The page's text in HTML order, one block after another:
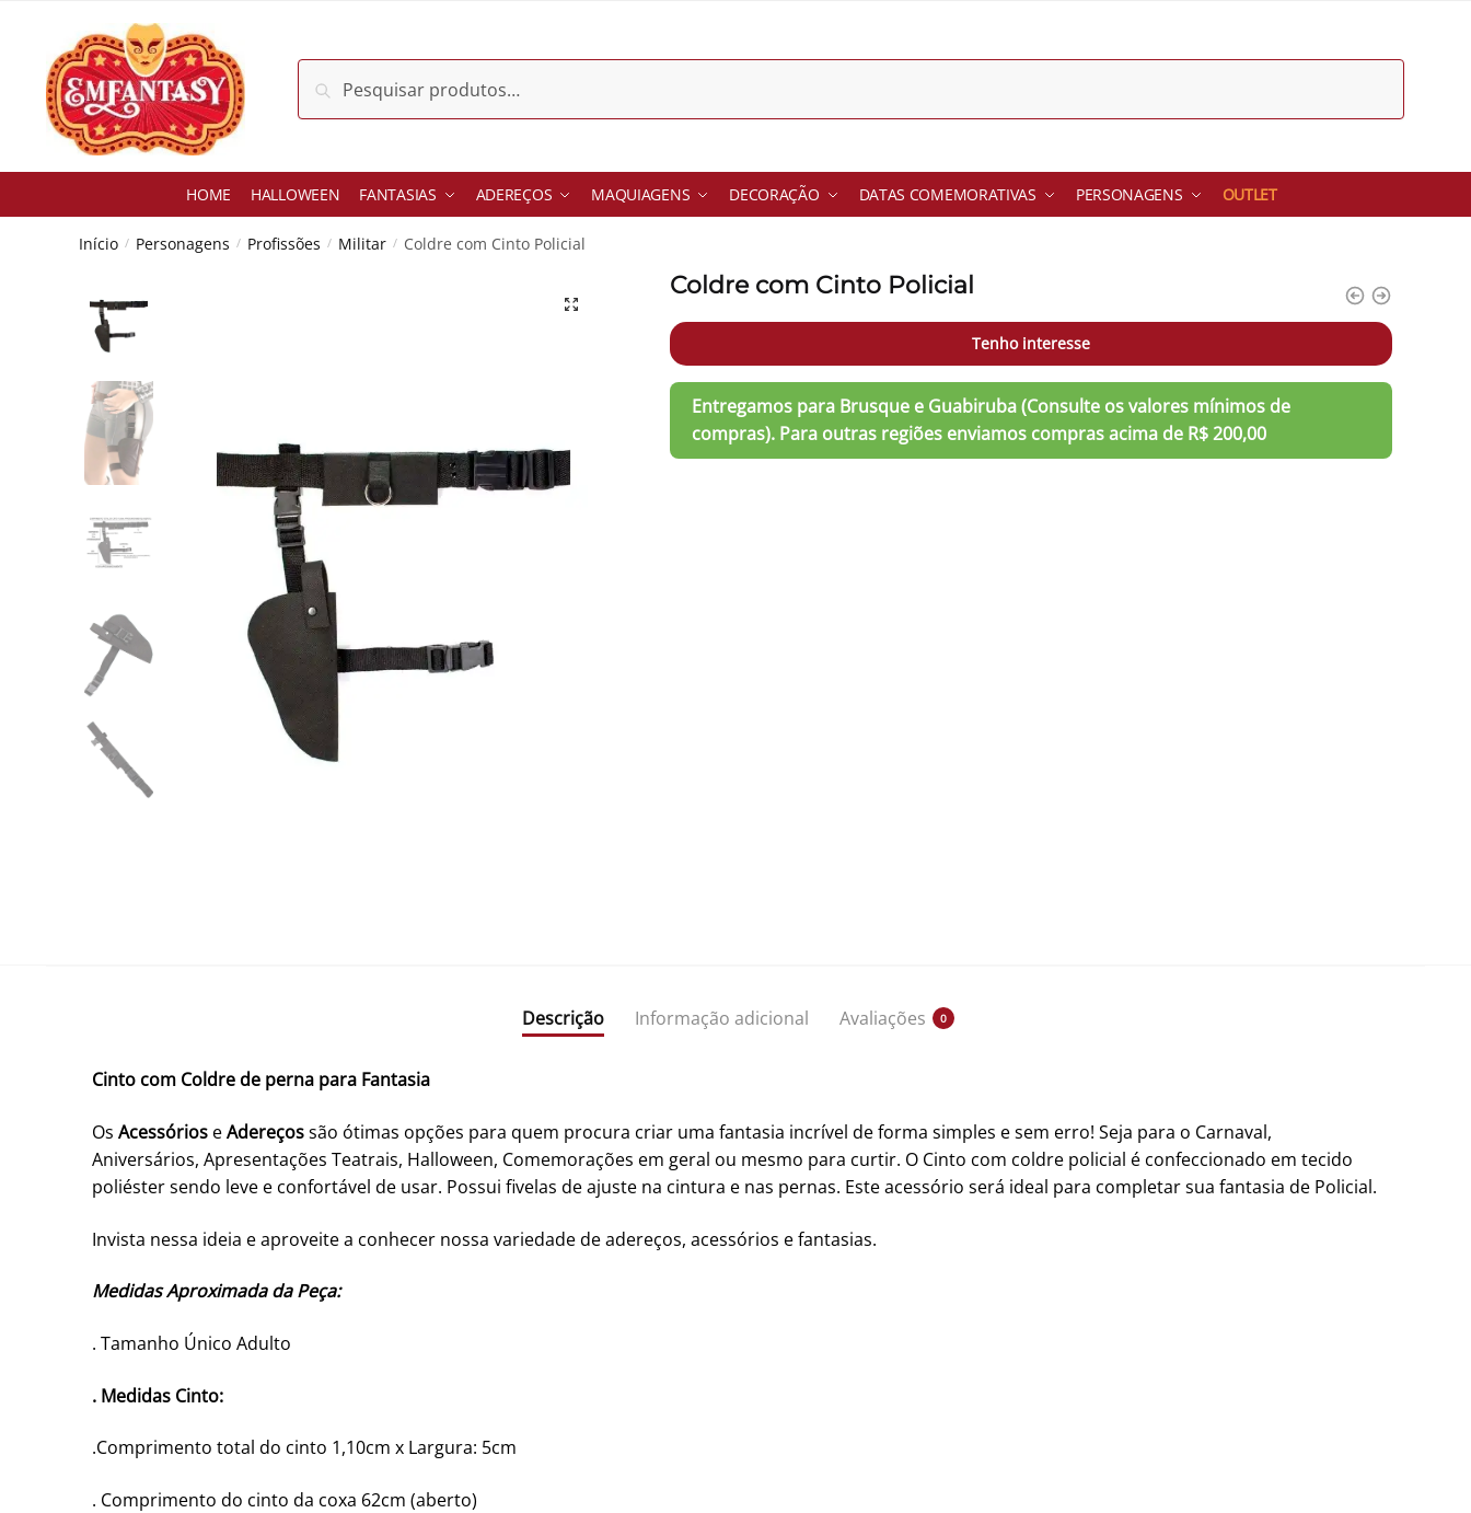
navigation
content
Pesquisar
por:
Pesquisar
HOME HALLOWEEN FANTASIAS ADEREÇOS MAQUIAGENS DECORAÇÃO DATAS COMEMORATIVAS PERSONAGENS OUTLET
Início / Personagens / Profissões / Militar / Coldre com Cinto Policial
Coldre com Cinto Policial
Tenho interesse
Descrição Informação adicional Avaliações 0
Cinto com Coldre de perna para Fantasia
Os AcessórioseAdereçossão ótimas opções para quem procura criar uma fantasia incrível de forma simples e sem erro! Seja para o Carnaval,
Aniversários, Apresentações Teatrais, Halloween, Comemorações em geral ou mesmo para curtir. O Cinto com coldre policial é confeccionado em tecido
poliéster sendo leve e confortável de usar. Possui fivelas de ajuste na cintura e nas pernas. Este acessório será ideal para completar sua fantasia de Policial.
Invista nessa ideia e aproveite a conhecer nossa variedade de adereços, acessórios e fantasias.
Medidas Aproximada da Peça:
. Tamanho Único Adulto
. Medidas Cinto:
.Comprimento total do cinto 1,10cm x Largura: 5cm
. Comprimento do cinto da coxa 62cm (aberto)